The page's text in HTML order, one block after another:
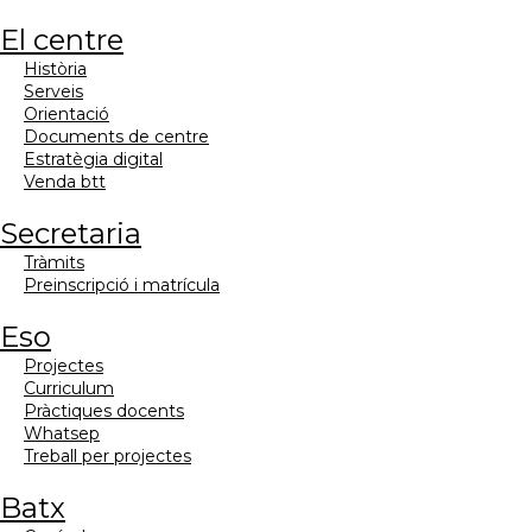
el centre
història
serveis
orientació
documents de centre
estratègia digital
venda btt
secretaria
tràmits
preinscripció i matrícula
eso
projectes
curriculum
pràctiques docents
whatsep
treball per projectes
batx